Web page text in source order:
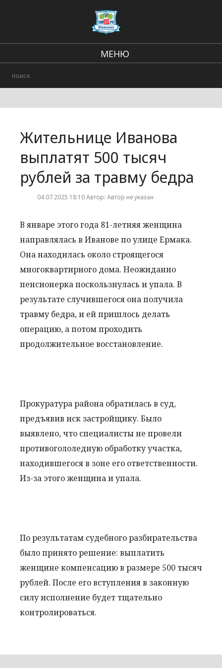
МЕНЮ
Городские события
Жительнице Иванова
выплатят 500 тысяч
рублей за травму бедра
04.07.2025 18:10 Автор: Автор не указан
В январе этого года 81-летняя женщина
направлялась в Иванове по улице Ермака.
Она находилась около строящегося
многоквартирного дома. Неожиданно
пенсионерка поскользнулась и упала. В
результате случившегося она получила
травму бедра, и ей пришлось делать
операцию, а потом проходить
продолжительное восстановление.
Прокуратура района обратилась в суд,
предъявив иск застройщику. Было
выявлено, что специалисты не провели
противогололедную обработку участка,
находившегося в зоне его ответственности.
Из-за этого женщина и упала.
По результатам судебного разбирательства
было принято решение: выплатить
женщине компенсацию в размере 500 тысяч
рублей. После его вступления в законную
силу исполнение будет тщательно
контролироваться.